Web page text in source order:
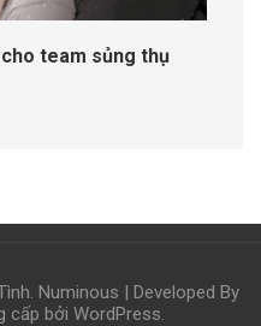
team sủng thụ
. Numinous | Developed By
cấp bởi WordPress.